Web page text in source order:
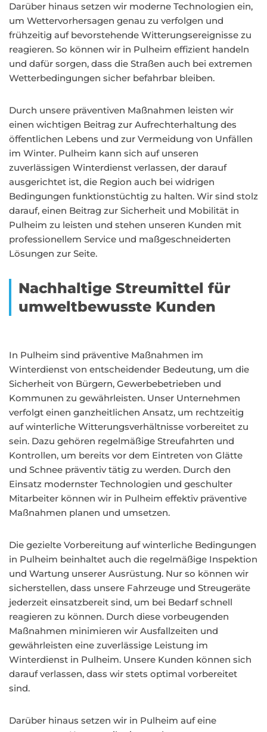
Darüber hinaus setzen wir moderne Technologien ein,
um Wettervorhersagen genau zu verfolgen und
frühzeitig auf bevorstehende Witterungsereignisse zu
reagieren. So können wir in Pulheim effizient handeln
und dafür sorgen, dass die Straßen auch bei extremen
Wetterbedingungen sicher befahrbar bleiben.
Durch unsere präventiven Maßnahmen leisten wir
einen wichtigen Beitrag zur Aufrechterhaltung des
öffentlichen Lebens und zur Vermeidung von Unfällen
im Winter. Pulheim kann sich auf unseren
zuverlässigen Winterdienst verlassen, der darauf
ausgerichtet ist, die Region auch bei widrigen
Bedingungen funktionstüchtig zu halten. Wir sind stolz
darauf, einen Beitrag zur Sicherheit und Mobilität in
Pulheim zu leisten und stehen unseren Kunden mit
professionellem Service und maßgeschneiderten
Lösungen zur Seite.
Nachhaltige Streumittel für
umweltbewusste Kunden
In Pulheim sind präventive Maßnahmen im
Winterdienst von entscheidender Bedeutung, um die
Sicherheit von Bürgern, Gewerbebetrieben und
Kommunen zu gewährleisten. Unser Unternehmen
verfolgt einen ganzheitlichen Ansatz, um rechtzeitig
auf winterliche Witterungsverhältnisse vorbereitet zu
sein. Dazu gehören regelmäßige Streufahrten und
Kontrollen, um bereits vor dem Eintreten von Glätte
und Schnee präventiv tätig zu werden. Durch den
Einsatz modernster Technologien und geschulter
Mitarbeiter können wir in Pulheim effektiv präventive
Maßnahmen planen und umsetzen.
Die gezielte Vorbereitung auf winterliche Bedingungen
in Pulheim beinhaltet auch die regelmäßige Inspektion
und Wartung unserer Ausrüstung. Nur so können wir
sicherstellen, dass unsere Fahrzeuge und Streugeräte
jederzeit einsatzbereit sind, um bei Bedarf schnell
reagieren zu können. Durch diese vorbeugenden
Maßnahmen minimieren wir Ausfallzeiten und
gewährleisten eine zuverlässige Leistung im
Winterdienst in Pulheim. Unsere Kunden können sich
darauf verlassen, dass wir stets optimal vorbereitet
sind.
Darüber hinaus setzen wir in Pulheim auf eine